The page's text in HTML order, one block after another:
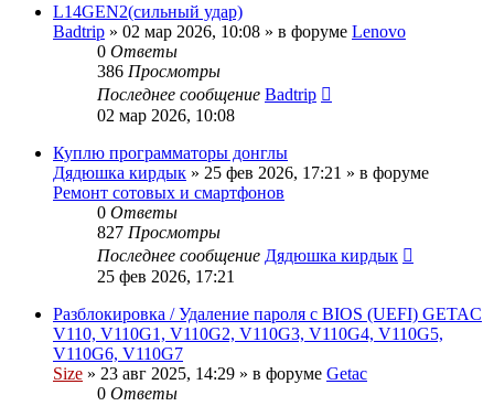
L14GEN2(сильный удар)
Badtrip » 02 мар 2026, 10:08 » в форуме Lenovo
0 Ответы
386 Просмотры
Последнее сообщение Badtrip
02 мар 2026, 10:08
Куплю программаторы донглы
Дядюшка кирдык » 25 фев 2026, 17:21 » в форуме
Ремонт сотовых и смартфонов
0 Ответы
827 Просмотры
Последнее сообщение Дядюшка кирдык
25 фев 2026, 17:21
Разблокировка / Удаление пароля с BIOS (UEFI) GETAC
V110, V110G1, V110G2, V110G3, V110G4, V110G5,
V110G6, V110G7
Size » 23 авг 2025, 14:29 » в форуме Getac
0 Ответы